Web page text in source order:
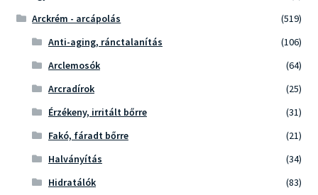
Arckrém - arcápolás
(519)
Anti-aging, ránctalanítás
(106)
Arclemosók
(64)
Arcradírok
(25)
Érzékeny, irritált bőrre
(31)
Fakó, fáradt bőrre
(21)
Halványítás
(34)
Hidratálók
(83)